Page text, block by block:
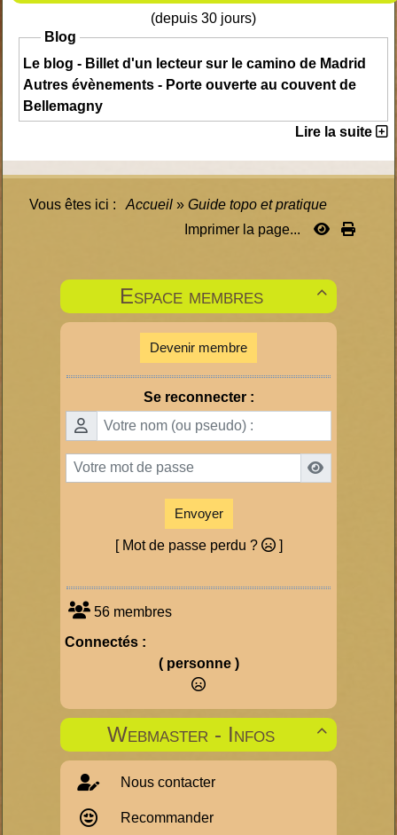
(depuis 30 jours)
Blog
Le blog - Billet d'un lecteur sur le camino de Madrid
Autres évènements - Porte ouverte au couvent de
Bellemagny
Lire la suite
Vous êtes ici : Accueil » Guide topo et pratique
Imprimer la page...

Espace membres
Devenir membre
Se reconnecter :
Envoyer
[ Mot de passe perdu ? ]
56 membres
Connectés :
( personne )

Webmaster - Infos
Nous contacter
Recommander